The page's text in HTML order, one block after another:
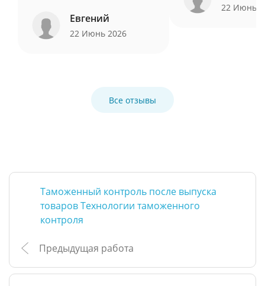
Евгений
22 Июнь 2026
22 Июнь
Все отзывы
Таможенный контроль после выпуска
товаров Технологии таможенного
контроля
Предыдущая работа